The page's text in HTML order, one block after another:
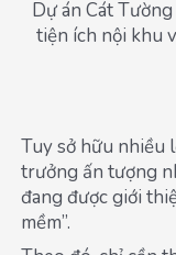
Dự án Cát
tiện ích nội khu
Tuy sở hữu nhiều
trưởng ấn tượng
đang được giới
mềm”.